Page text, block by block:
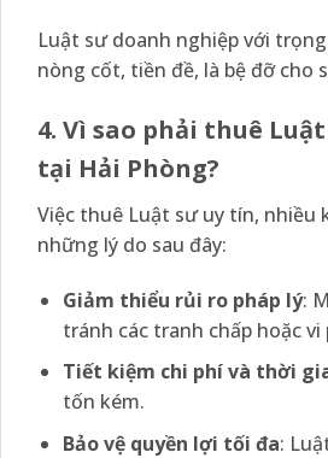
Luật sư doanh nghiệp với
nòng cốt, tiền đề, là bệ đỡ
4. Vì sao phải thuê
tại Hải Phòng?
Việc thuê Luật sư uy tín, nhiều
những lý do sau đây:
Giảm thiểu rủi ro pháp lý:
tránh các tranh chấp hoặc
Tiết kiệm chi phí và thời
tốn kém.
Bảo vệ quyền lợi tối đa: